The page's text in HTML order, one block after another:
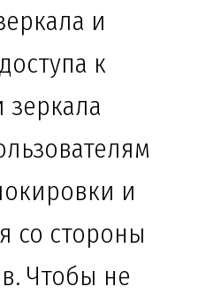
и
к
зеркала
и
со стороны
Чтобы не